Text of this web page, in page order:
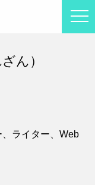
ん）
ライター、Web